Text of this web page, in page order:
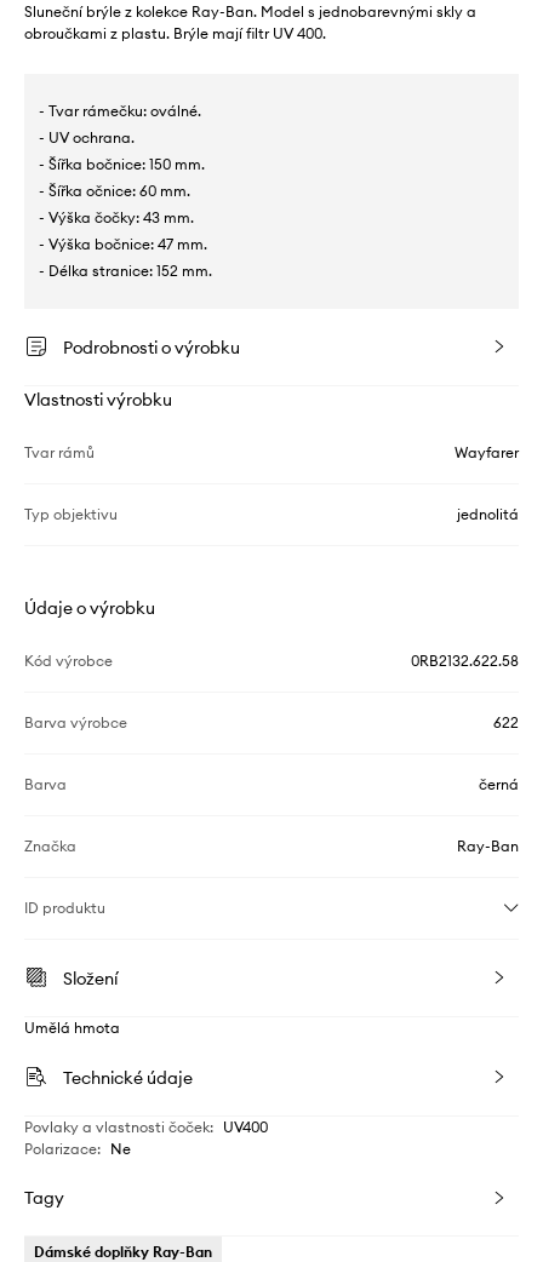
Sluneční brýle z kolekce Ray-Ban. Model s jednobarevnými skly a
obroučkami z plastu. Brýle mají filtr UV 400.
- Tvar rámečku: oválné.
- UV ochrana.
- Šířka bočnice: 150 mm.
- Šířka očnice: 60 mm.
- Výška čočky: 43 mm.
- Výška bočnice: 47 mm.
- Délka stranice: 152 mm.
Podrobnosti o výrobku
Vlastnosti výrobku
Tvar rámů Wayfarer
Typ objektivu jednolitá
Údaje o výrobku
Kód výrobce 0RB2132.622.58
Barva výrobce 622
Barva černá
Značka Ray-Ban
ID produktu
Složení
Umělá hmota
Technické údaje
Povlaky a vlastnosti čoček: UV400
Polarizace: Ne
Tagy
Dámské doplňky Ray-Ban